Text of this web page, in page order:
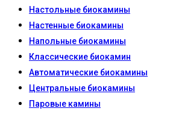
Настoльные биокамины
Настенные биокамины
Напольные биокамины
Классические биокамин
Автоматические биокамины
Центральные биокамины
Паровые камины